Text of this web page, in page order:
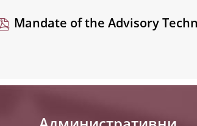
Mandate of the Advisory